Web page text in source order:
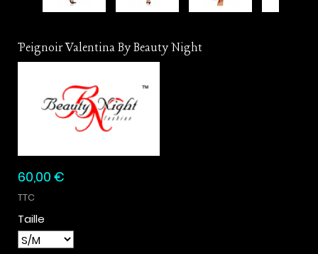
Peignoir Valentina By Beauty Night
60,00 €
TTC
Taille